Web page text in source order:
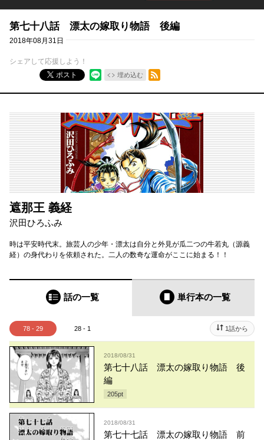
第七十八話 漂太の嫁取り物語 後編
2018年08月31日
シェアして応援しよう！
ポスト
埋め込む
RSSフィード
遮那王 義経
沢田ひろふみ
時は平安時代末。旅芸人の少年・漂太は自分と外見が瓜二つの牛若丸（源義
経）の身代わりを依頼された。二人の数奇な運命がここに始まる！！
話の一覧 単行本の一覧
78 - 29 28 - 1 1話から
2018/08/31
第七十八話 漂太の嫁取り物語 後
編
205pt
2018/08/31
第七十七話 漂太の嫁取り物語 前